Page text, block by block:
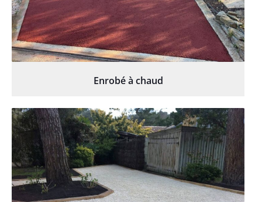
Enrobé à chaud